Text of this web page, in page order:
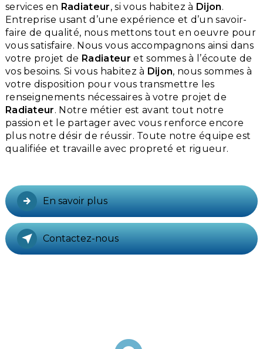
services en Radiateur, si vous habitez à Dijon.
Entreprise usant d’une expérience et d’un savoir-
faire de qualité, nous mettons tout en oeuvre pour
vous satisfaire. Nous vous accompagnons ainsi dans
votre projet de Radiateur et sommes à l’écoute de
vos besoins. Si vous habitez à Dijon, nous sommes à
votre disposition pour vous transmettre les
renseignements nécessaires à votre projet de
Radiateur. Notre métier est avant tout notre
passion et le partager avec vous renforce encore
plus notre désir de réussir. Toute notre équipe est
qualifiée et travaille avec propreté et rigueur.
En savoir plus
Contactez-nous